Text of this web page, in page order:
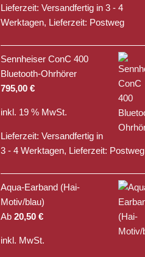
Lieferzeit: Versandfertig in 3 - 4
Werktagen, Lieferzeit: Postweg
Sennheiser ConC 400
Bluetooth-Ohrhörer
795,00 €
inkl. 19 % MwSt.
Lieferzeit: Versandfertig in
3 - 4 Werktagen, Lieferzeit: Postweg
Aqua-Earband (Hai-
Motiv/blau)
Ab 20,50 €
inkl. MwSt.